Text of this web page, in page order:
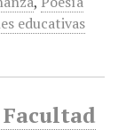
educativas